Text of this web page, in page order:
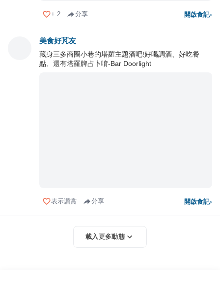
+ 2 分享 開啟食記›
美食好芃友
藏身三多商圈小巷的塔羅主題酒吧!好喝調酒、好吃餐
點、還有塔羅牌占卜唷-Bar Doorlight
表示讚賞 分享 開啟食記›
載入更多動態